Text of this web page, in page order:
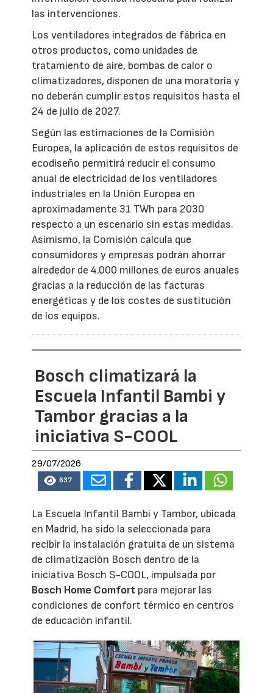
las intervenciones.
Los ventiladores integrados de fábrica en
otros productos, como unidades de
tratamiento de aire, bombas de calor o
climatizadores, disponen de una moratoria y
no deberán cumplir estos requisitos hasta el
24 de julio de 2027.
Según las estimaciones de la Comisión
Europea, la aplicación de estos requisitos de
ecodiseño permitirá reducir el consumo
anual de electricidad de los ventiladores
industriales en la Unión Europea en
aproximadamente 31 TWh para 2030
respecto a un escenario sin estas medidas.
Asimismo, la Comisión calcula que
consumidores y empresas podrán ahorrar
alrededor de 4.000 millones de euros anuales
gracias a la reducción de las facturas
energéticas y de los costes de sustitución
de los equipos.
Bosch climatizará la
Escuela Infantil Bambi y
Tambor gracias a la
iniciativa S-COOL
29/07/2026
637
La Escuela Infantil Bambi y Tambor, ubicada
en Madrid, ha sido la seleccionada para
recibir la instalación gratuita de un sistema
de climatización Bosch dentro de la
iniciativa Bosch S-COOL, impulsada por
Bosch Home Comfort para mejorar las
condiciones de confort térmico en centros
de educación infantil.